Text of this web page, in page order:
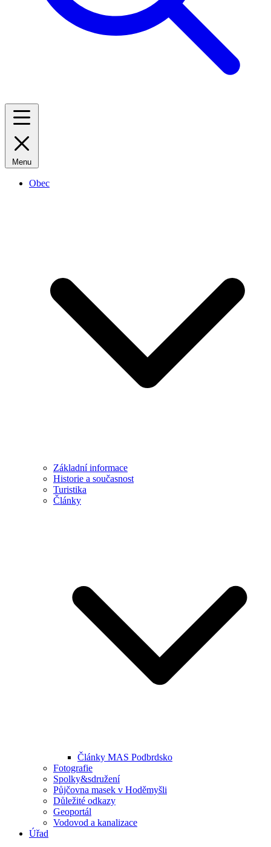
Menu
Obec
Základní informace
Historie a současnost
Turistika
Články
Články MAS Podbrdsko
Fotografie
Spolky&sdružení
Půjčovna masek v Hoděmyšli
Důležité odkazy
Geoportál
Vodovod a kanalizace
Úřad